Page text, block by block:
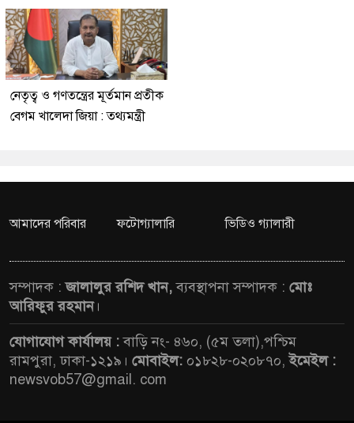
নেতৃত্ব ও গণতন্ত্রের মূর্তমান প্রতীক
বেগম খালেদা জিয়া : তথ্যমন্ত্রী
আমাদের পরিবার ফটোগ্যালারি ভিডিও গ্যালারী
সম্পাদক :জালালুর রশিদ খান,ব্যবস্থাপনা সম্পাদক : মোঃ
আরিফুর রহমান।
যোগাযোগ কার্যালয় :বাড়ি নং- ৪৬০, (৫ম তলা),পশ্চিম
রামপুরা, ঢাকা-১২১৯। মোবাইল: ০১৮২৮-০২০৮৭০,ইমেইল :
newsvob57@gmail. com